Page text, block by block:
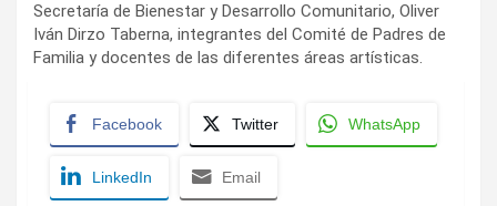
Secretaría de Bienestar y Desarrollo Comunitario, Oliver
Iván Dirzo Taberna, integrantes del Comité de Padres de
Familia y docentes de las diferentes áreas artísticas.
Facebook Twitter WhatsApp
LinkedIn Email